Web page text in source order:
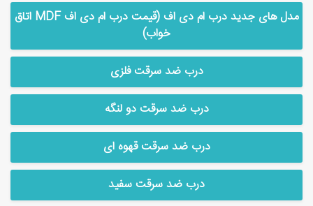
مدل های جدید درب ام دی اف (قیمت درب ام دی اف MDF اتاق
خواب)
درب ضد سرقت فلزی
درب ضد سرقت دو لنگه
درب ضد سرقت قهوه ای
درب ضد سرقت سفید